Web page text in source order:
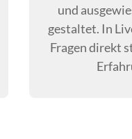
und
gestaltet. In
Fragen direkt